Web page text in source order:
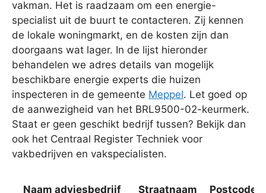
vakman. Het is raadzaam om een energie-
specialist uit de buurt te contacteren. Zij kennen
de lokale woningmarkt, en de kosten zijn dan
doorgaans wat lager. In de lijst hieronder
behandelen we adres details van mogelijk
beschikbare energie experts die huizen
inspecteren in de gemeente Meppel. Let goed op
de aanwezigheid van het BRL9500-02-keurmerk.
Staat er geen geschikt bedrijf tussen? Bekijk dan
ook het Centraal Register Techniek voor
vakbedrijven en vakspecialisten.
Naam adviesbedrijf Straatnaam Postcode